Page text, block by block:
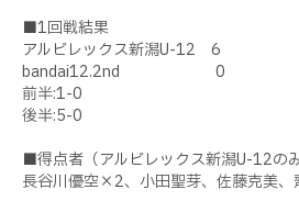
■1回戦結果
アルビレックス新潟U-12 6
bandai12.2nd 0
前半:1-0
後半:5-0
■得点者（アルビレックス新潟U-12のみ
長谷川優空×2、小田聖芽、佐藤克美、